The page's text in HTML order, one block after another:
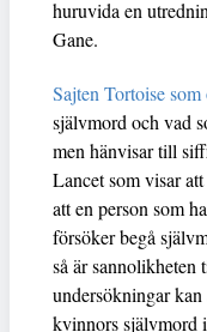
huruvida en
Gane.
Sajten Tortoise
självmord och vad
men hänvisar till
Lancet som visar
att en person som
försöker begå
så är sannolikheten
undersökningar
kvinnors självmord